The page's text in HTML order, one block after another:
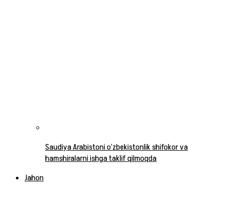
Saudiya Arabistoni o‘zbekistonlik shifokor va
hamshiralarni ishga taklif qilmoqda
Jahon